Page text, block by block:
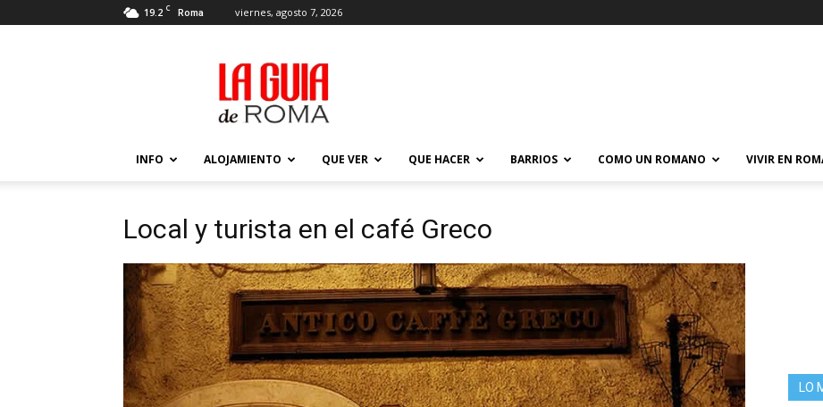
19.2 C Roma viernes, agosto 7, 2026
Actualizada
INFO ALOJAMIENTO QUE VER QUE HACER BARRIOS COMO UN ROMANO VIVIR EN
Local y turista en el café Greco
LO